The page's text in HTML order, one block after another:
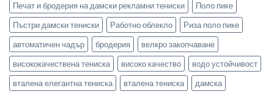
Печат и бродерия на дамски рекламни тениски
Поло пике
Пъстри дамски тениски
Работно облекло
Риза поло пике
автоматичен чадър
бродерия
велкро закопчаване
висококачествена тениска
високо качество
водо устойчивост
вталена елегантна тениска
вталена тениска дамска